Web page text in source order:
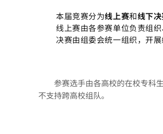
本届竞赛分为线上赛和线下
线上赛由各参赛单位负责组
决赛由组委会统一组织，开
参赛选手由各高校的在校专科
不支持跨高校组队。